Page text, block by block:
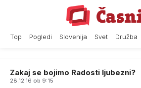
Top Pogledi Slovenija Svet Družba
Zakaj se bojimo Radosti ljubezni?
28.12.16 ob 9:15